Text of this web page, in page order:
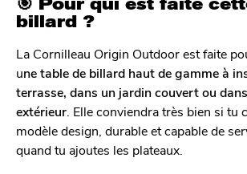
billard ?
La Cornilleau Origin Outdoor est faite
une table de billard haut de gamme à
terrasse, dans un jardin couvert ou
extérieur . Elle conviendra très bien si tu
modèle design, durable et capable de
quand tu ajoutes les plateaux.